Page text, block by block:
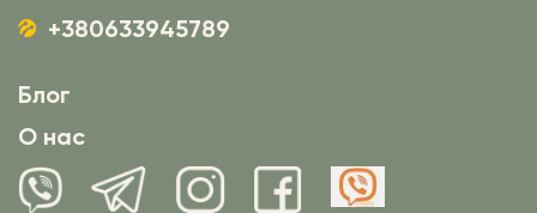
+380633945789
Блог
О нас